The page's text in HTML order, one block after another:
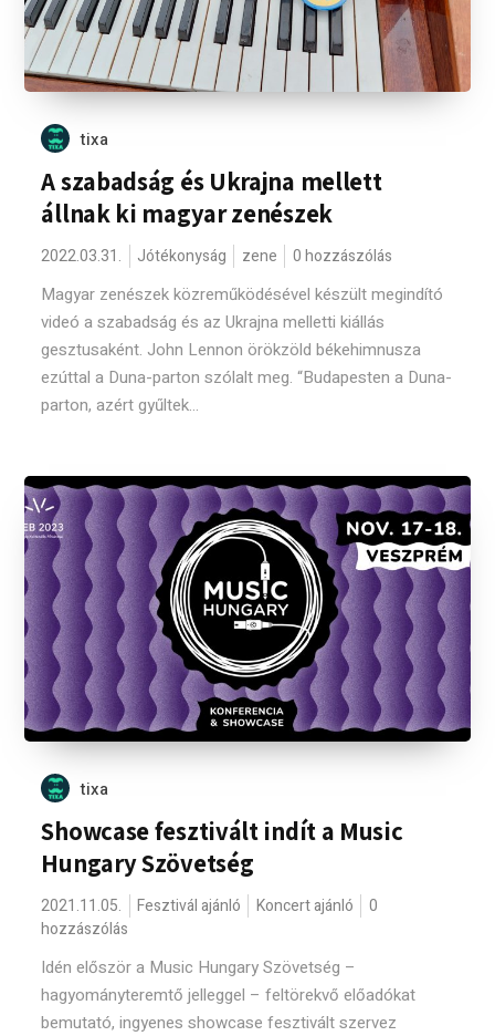
tixa
A szabadság és Ukrajna mellett
állnak ki magyar zenészek
2022.03.31. Jótékonyság zene 0 hozzászólás
Magyar zenészek közreműködésével készült megindító
videó a szabadság és az Ukrajna melletti kiállás
gesztusaként. John Lennon örökzöld békehimnusza
ezúttal a Duna-parton szólalt meg. “Budapesten a Duna-
parton, azért gyűltek...
tixa
Showcase fesztivált indít a Music
Hungary Szövetség
2021.11.05. Fesztivál ajánló Koncert ajánló
0
hozzászólás
Idén először a Music Hungary Szövetség –
hagyományteremtő jelleggel – feltörekvő előadókat
bemutató, ingyenes showcase fesztivált szervez